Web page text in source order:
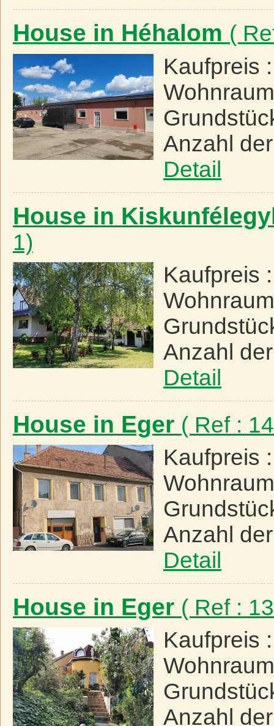
House in Héhalom (
Kaufpreis
Anzahl
Detail
House in
1)
Kaufpreis
Anzahl
Detail
House in Eger ( Ref :
Kaufpreis
Anzahl
Detail
House in Eger ( Ref :
Kaufpreis
Anzahl